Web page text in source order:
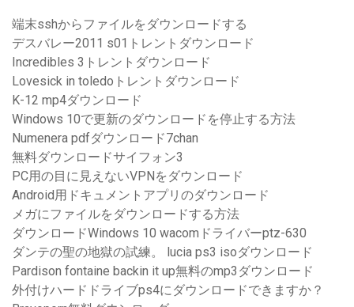
端末sshからファイルをダウンロードする
デスバレー2011 s01トレントダウンロード
Incredibles 3トレントダウンロード
Lovesick in toledoトレントダウンロード
K-12 mp4ダウンロード
Windows 10で更新のダウンロードを停止する方法
Numenera pdfダウンロード7chan
無料ダウンロードサイフォン3
PC用の目に見えないVPNをダウンロード
Android用ドキュメントアプリのダウンロード
メガにファイルをダウンロードする方法
ダウンロードWindows 10 wacomドライバーptz-630
ダンテの聖の地獄の試練。 lucia ps3 isoダウンロード
Pardison fontaine backin it up無料のmp3ダウンロード
外付けハードドライブps4にダウンロードできますか？